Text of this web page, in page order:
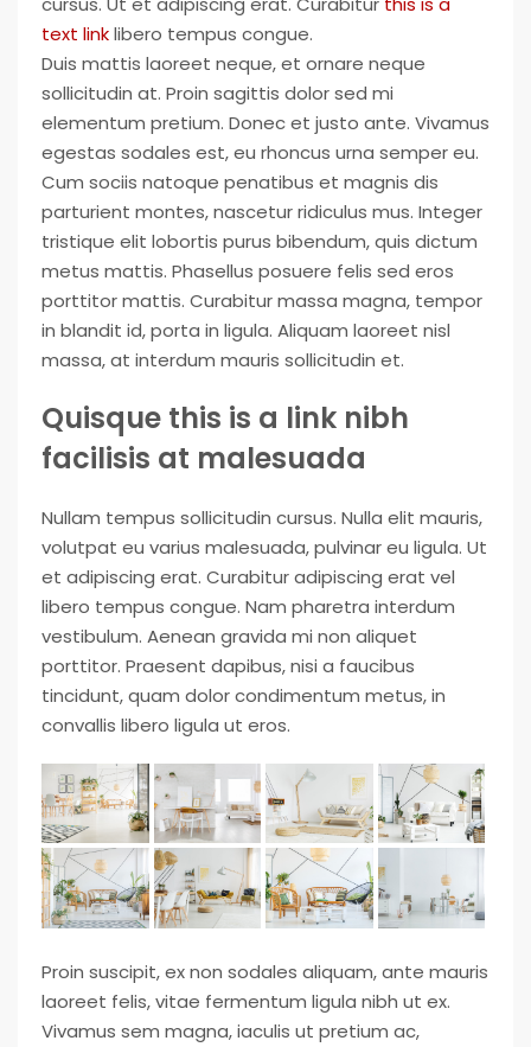
text linklibero tempus congue.
Duis mattis laoreet neque, et ornare neque
sollicitudin at. Proin sagittis dolor sed mi
elementum pretium. Donec et justo ante. Vivamus
egestas sodales est, eu rhoncus urna semper eu.
Cum sociis natoque penatibus et magnis dis
parturient montes, nascetur ridiculus mus. Integer
tristique elit lobortis purus bibendum, quis dictum
metus mattis. Phasellus posuere felis sed eros
porttitor mattis. Curabitur massa magna, tempor
in blandit id, porta in ligula. Aliquam laoreet nisl
massa, at interdum mauris sollicitudin et.
Quisque this is a link nibh
facilisis at malesuada
Nullam tempus sollicitudin cursus. Nulla elit mauris,
volutpat eu varius malesuada, pulvinar eu ligula. Ut
et adipiscing erat. Curabitur adipiscing erat vel
libero tempus congue. Nam pharetra interdum
vestibulum. Aenean gravida mi non aliquet
porttitor. Praesent dapibus, nisi a faucibus
tincidunt, quam dolor condimentum metus, in
convallis libero ligula ut eros.
Proin suscipit, ex non sodales aliquam, ante mauris
laoreet felis, vitae fermentum ligula nibh ut ex.
Vivamus sem magna, iaculis ut pretium ac,